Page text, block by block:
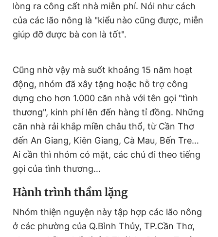
lòng ra công cất nhà miễn phí. Nói như cách
của các lão nông là "kiểu nào cũng được, miễn
giúp đỡ được bà con là tốt".
Cũng nhờ vậy mà suốt khoảng 15 năm hoạt
động, nhóm đã xây tặng hoặc hỗ trợ công
dựng cho hơn 1.000 căn nhà với tên gọi "tình
thương", kinh phí lên đến hàng tỉ đồng. Những
căn nhà rải khắp miền châu thổ, từ Cần Thơ
đến An Giang, Kiên Giang, Cà Mau, Bến Tre…
Ai cần thì nhóm có mặt, các chú đi theo tiếng
gọi của tình thương…
Hành trình thầm lặng
Nhóm thiện nguyện này tập hợp các lão nông
ở các phường của Q.Bình Thủy, TP.Cần Thơ,